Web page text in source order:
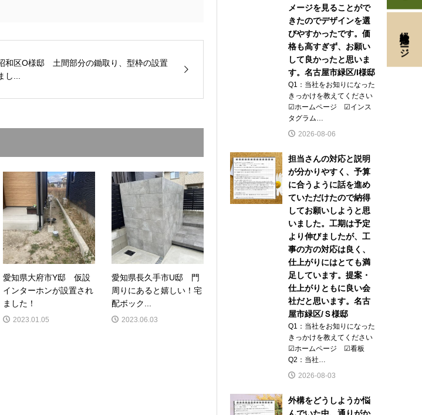
和区O様邸 土間部分の鋤取り、型枠の設置
し...
愛知県大府市Y邸 仮設
インターホンが設置され
ました！
2023.01.05
愛知県長久手市U邸 門
周りにあると嬉しい！宅
配ボック...
2023.06.03
メージを見ることがで
きたのでデザインを選
びやすかったです。価
格も高すぎず、お願い
して良かったと思いま
す。名古屋市緑区/I様邸
Q1：当社をお知りになった
きっかけを教えてください
☑ホームページ ☑インス
タグラム…
2026-08-06
担当さんの対応と説明
が分かりやすく、予算
に合うように話を進め
ていただけたので納得
してお願いしようと思
いました。工期は予定
より伸びましたが、工
事の方の対応は良く、
仕上がりにはとても満
足しています。提案・
仕上がりともに良い会
社だと思います。名古
屋市緑区/Ｓ様邸
Q1：当社をお知りになった
きっかけを教えてください
☑ホームページ ☑看板
Q2：当社…
2026-08-03
外構をどうしようか悩
経験者採用ページ